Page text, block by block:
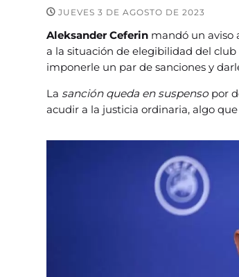
JUEVES 3 DE AGOSTO DE 2023
Aleksander Ceferin mandó un aviso
a la situación de elegibilidad del club
imponerle un par de sanciones y
La sanción queda en suspenso por
acudir a la justicia ordinaria, algo